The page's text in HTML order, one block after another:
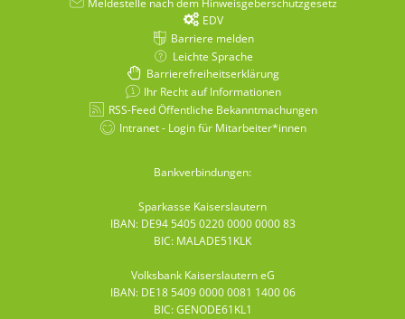
EDV
Barriere melden
Leichte Sprache
Barrierefreiheitserklärung
Ihr Recht auf Informationen
RSS-Feed Öffentliche Bekanntmachungen
Intranet - Login für Mitarbeiter*innen
Bankverbindungen:
Sparkasse Kaiserslautern
IBAN: DE94 5405 0220 0000 0000 83
BIC: MALADE51KLK
Volksbank Kaiserslautern eG
IBAN: DE18 5409 0000 0081 1400 06
BIC: GENODE61KL1